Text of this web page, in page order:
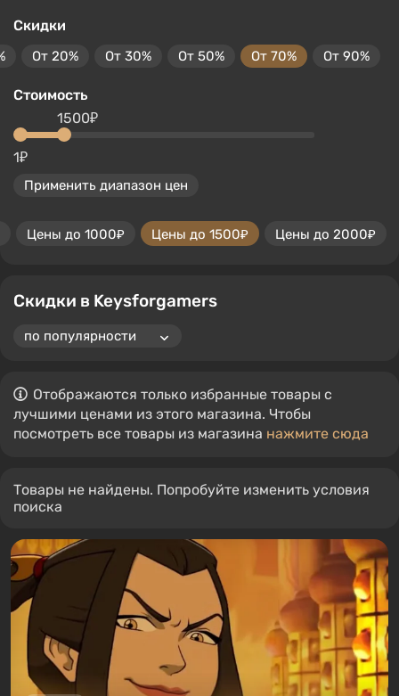
Скидки
От 20% От 30% От 50% От 70% От 90%
Стоимость
1₽
1500₽
Применить диапазон цен
Цены до 1000₽ Цены до 1500₽ Цены до 2000₽
Скидки в Keysforgamers
Отображаются только избранные товары с
лучшими ценами из этого магазина. Чтобы
посмотреть все товары из магазина нажмите сюда
Товары не найдены. Попробуйте изменить условия
поиска